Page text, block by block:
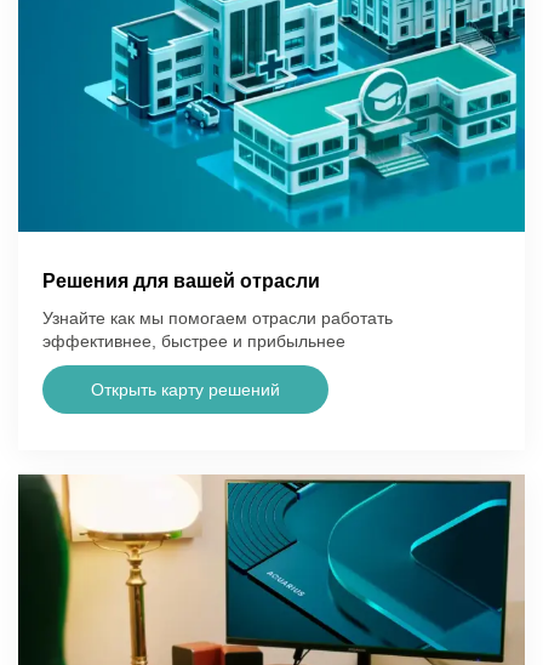
Решения для вашей отрасли
Узнайте как мы помогаем отрасли работать
эффективнее, быстрее и прибыльнее
Открыть карту решений